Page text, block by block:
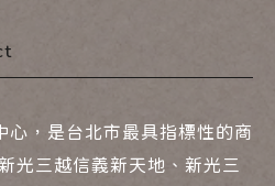
心，是台北市最具指標性的商
光三越信義新天地、新光三